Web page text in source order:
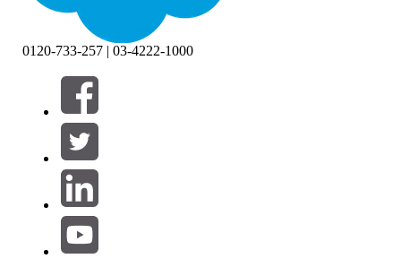
絞り込み条件 (0)
絞り込み条件を選択
製品エリア
0120-733-257 | 03-4222-1000